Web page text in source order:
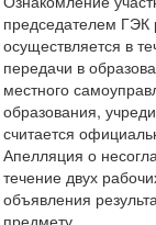
председателем ГЭК
осуществляется в
передачи в
местного
образования,
считается
Апелляция о
течение двух
объявления
предмету.